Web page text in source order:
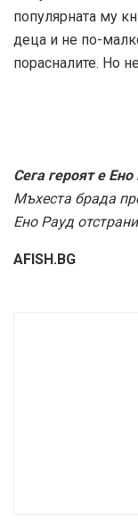
популярната му
деца и не по-
порасналите. Но
Сега героят е Ено
Мъхеста брада
Ено Рауд
AFISH.BG